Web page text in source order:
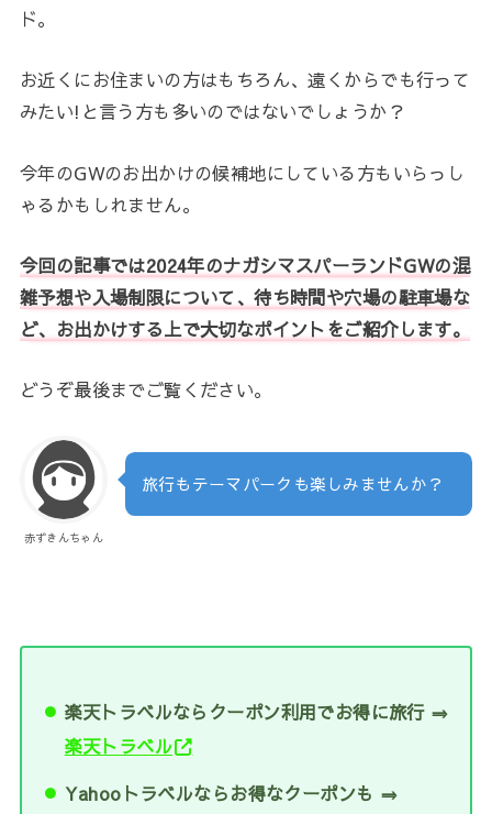
ド。
お近くにお住まいの方はもちろん、遠くからでも行って
みたい!と言う方も多いのではないでしょうか？
今年のGWのお出かけの候補地にしている方もいらっし
ゃるかもしれません。
今回の記事では2024年のナガシマスパーランドGWの混
雑予想や入場制限について、待ち時間や穴場の駐車場な
ど、お出かけする上で大切なポイントをご紹介します。
どうぞ最後までご覧ください。
赤ずきんちゃん
旅行もテーマパークも楽しみませんか？
楽天トラベルならクーポン利用でお得に旅行 ⇒
楽天トラベル
Yahooトラベルならお得なクーポンも ⇒